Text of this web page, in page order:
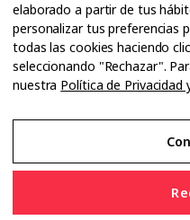
Guías
Dossier
Anuarios
Ofertas de empleo
elaborado a partir de tus
personalizar tus preferencias
todas las cookies haciendo
seleccionando "Rechazar".
nuestra Política de Privacidad